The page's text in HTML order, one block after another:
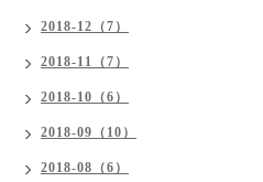
2018-12（7）
2018-11（7）
2018-10（6）
2018-09（10）
2018-08（6）